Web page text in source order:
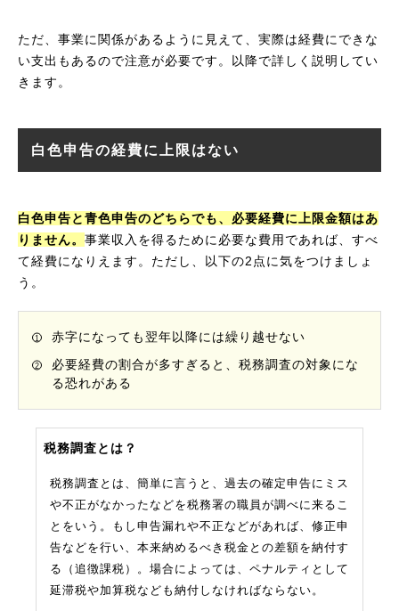
ただ、事業に関係があるように見えて、実際は経費にできな
い支出もあるので注意が必要です。以降で詳しく説明してい
きます。
白色申告の経費に上限はない
白色申告と青色申告のどちらでも、必要経費に上限金額はあ
りません。 事業収入を得るために必要な費用であれば、すべ
て経費になりえます。ただし、以下の2点に気をつけましょ
う。
赤字になっても翌年以降には繰り越せない
必要経費の割合が多すぎると、税務調査の対象にな
る恐れがある
税務調査とは？
税務調査とは、簡単に言うと、過去の確定申告にミス
や不正がなかったなどを税務署の職員が調べに来るこ
とをいう。もし申告漏れや不正などがあれば、修正申
告などを行い、本来納めるべき税金との差額を納付す
る（追徴課税）。場合によっては、ペナルティとして
延滞税や加算税なども納付しなければならない。